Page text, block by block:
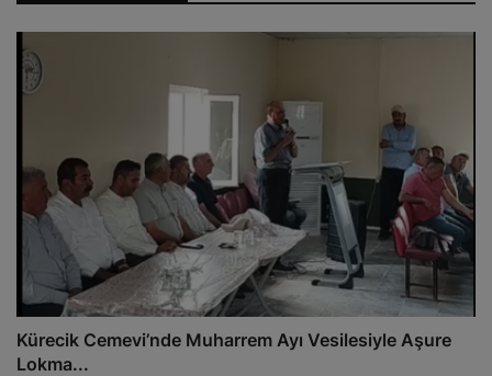
Kürecik Cemevi’nde Muharrem Ayı Vesilesiyle Aşure
Lokma...